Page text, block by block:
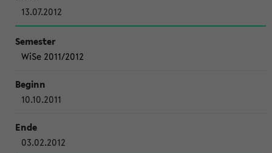
13.07.2012
WiSe 2011/2012
10.10.2011
03.02.2012